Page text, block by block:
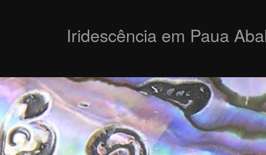
Iridescência em Paua